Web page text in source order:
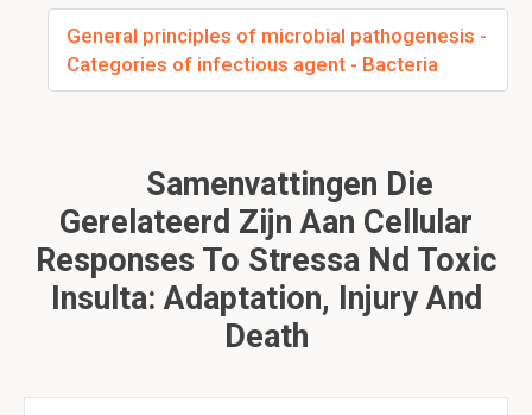
General principles of microbial pathogenesis -
Categories of infectious agent - Bacteria
Samenvattingen Die
Gerelateerd Zijn Aan Cellular
Responses To Stressa Nd Toxic
Insulta: Adaptation, Injury And
Death